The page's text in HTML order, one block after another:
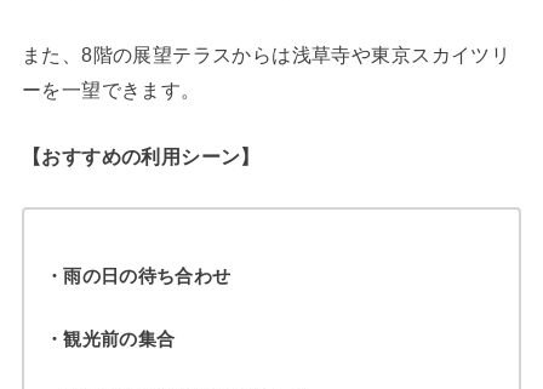
また、8階の展望テラスからは浅草寺や東京スカイツリ
ーを一望できます。
【おすすめの利用シーン】
・雨の日の待ち合わせ
・観光前の集合